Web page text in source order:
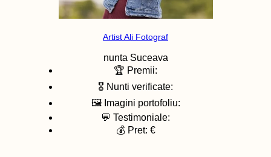
Artist Ali Fotograf
nunta Suceava
🏆 Premii:
🎖️ Nunti verificate:
🖼️ Imagini portofoliu:
💬 Testimoniale:
💰 Pret: €